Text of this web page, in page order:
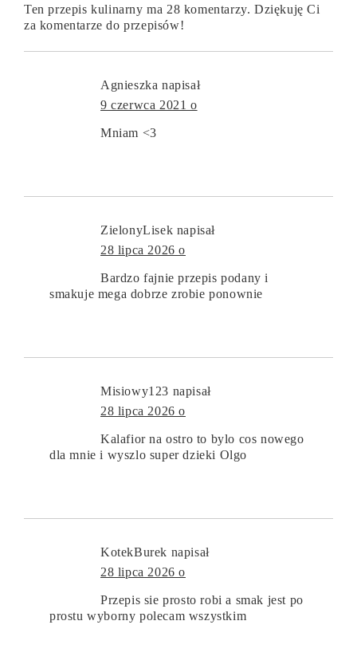
Ten przepis kulinarny ma 28 komentarzy. Dziękuję Ci
za komentarze do przepisów!
Agnieszka napisał
9 czerwca 2021 o
Mniam <3
ZielonyLisek napisał
28 lipca 2026 o
Bardzo fajnie przepis podany i
smakuje mega dobrze zrobie ponownie
Misiowy123 napisał
28 lipca 2026 o
Kalafior na ostro to bylo cos nowego
dla mnie i wyszlo super dzieki Olgo
KotekBurek napisał
28 lipca 2026 o
Przepis sie prosto robi a smak jest po
prostu wyborny polecam wszystkim